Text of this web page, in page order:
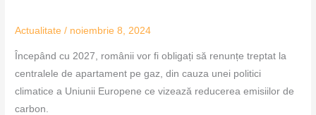
Actualitate / noiembrie 8, 2024
Începând cu 2027, românii vor fi obligați să renunțe treptat la
centralele de apartament pe gaz, din cauza unei politici
climatice a Uniunii Europene ce vizează reducerea emisiilor de
carbon.